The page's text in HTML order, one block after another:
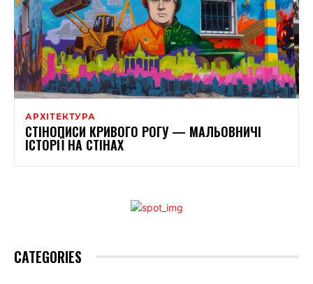
АРХІТЕКТУРА
СТІНОПИСИ КРИВОГО РОГУ — МАЛЬОВНИЧІ
ІСТОРІЇ НА СТІНАХ
CATEGORIES